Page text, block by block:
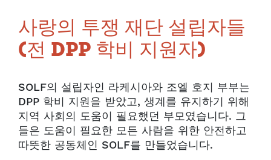
사랑의 투쟁 재단 설립자들
(전 DPP 학비 지원자)
SOLF의 설립자인 라케시아와 조엘 호지 부부는
DPP 학비 지원을 받았고, 생계를 유지하기 위해
지역 사회의 도움이 필요했던 부모였습니다. 그
들은 도움이 필요한 모든 사람을 위한 안전하고
따뜻한 공동체인 SOLF를 만들었습니다.